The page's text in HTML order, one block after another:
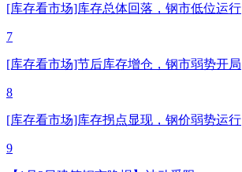
[库存看市场]库存总体回落，钢市低位运行
7
[库存看市场]节后库存增仓，钢市弱势开局
8
[库存看市场]库存拐点显现，钢价弱势运行
9